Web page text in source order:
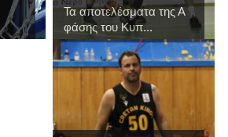
Τα αποτελέσματα της Α
φάσης του Κυπ...